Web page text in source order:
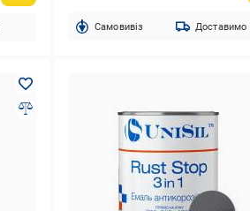
Cамовивіз Доставимо